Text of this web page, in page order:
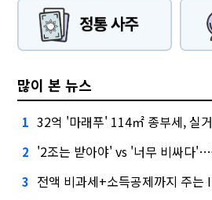
많이 본 뉴스
1 32억 '마래푸' 114㎡ 종부세, 실거주
2 '2조는 받아야' vs '너무 비싸다
3 전액 비과세+소득공제까지 주는